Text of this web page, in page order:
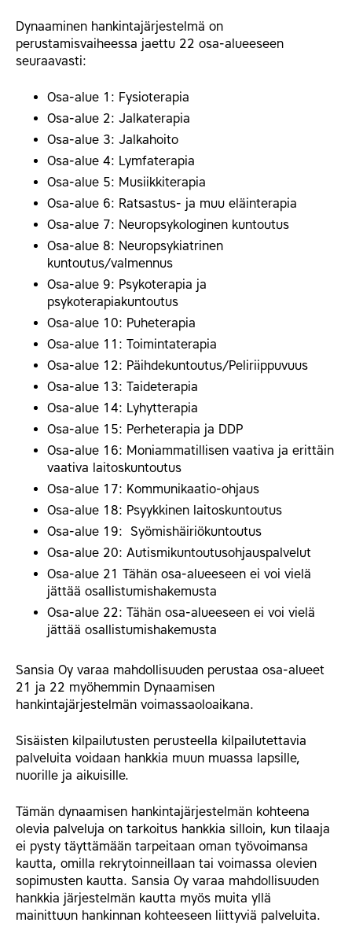
Dynaaminen hankintajärjestelmä on
perustamisvaiheessa jaettu 22 osa-alueeseen
seuraavasti:
Osa-alue 1: Fysioterapia
Osa-alue 2: Jalkaterapia
Osa-alue 3: Jalkahoito
Osa-alue 4: Lymfaterapia
Osa-alue 5: Musiikkiterapia
Osa-alue 6: Ratsastus- ja muu eläinterapia
Osa-alue 7: Neuropsykologinen kuntoutus
Osa-alue 8: Neuropsykiatrinen
kuntoutus/valmennus
Osa-alue 9: Psykoterapia ja
psykoterapiakuntoutus
Osa-alue 10: Puheterapia
Osa-alue 11: Toimintaterapia
Osa-alue 12: Päihdekuntoutus/Peliriippuvuus
Osa-alue 13: Taideterapia
Osa-alue 14: Lyhytterapia
Osa-alue 15: Perheterapia ja DDP
Osa-alue 16: Moniammatillisen vaativa ja erittäin
vaativa laitoskuntoutus
Osa-alue 17: Kommunikaatio-ohjaus
Osa-alue 18: Psyykkinen laitoskuntoutus
Osa-alue 19: Syömishäiriökuntoutus
Osa-alue 20: Autismikuntoutusohjauspalvelut
Osa-alue 21 Tähän osa-alueeseen ei voi vielä
jättää osallistumishakemusta
Osa-alue 22: Tähän osa-alueeseen ei voi vielä
jättää osallistumishakemusta
Sansia Oy varaa mahdollisuuden perustaa osa-alueet
21 ja 22 myöhemmin Dynaamisen
hankintajärjestelmän voimassaoloaikana.
Sisäisten kilpailutusten perusteella kilpailutettavia
palveluita voidaan hankkia muun muassa lapsille,
nuorille ja aikuisille.
Tämän dynaamisen hankintajärjestelmän kohteena
olevia palveluja on tarkoitus hankkia silloin, kun tilaaja
ei pysty täyttämään tarpeitaan oman työvoimansa
kautta, omilla rekrytoinneillaan tai voimassa olevien
sopimusten kautta. Sansia Oy varaa mahdollisuuden
hankkia järjestelmän kautta myös muita yllä
mainittuun hankinnan kohteeseen liittyviä palveluita.